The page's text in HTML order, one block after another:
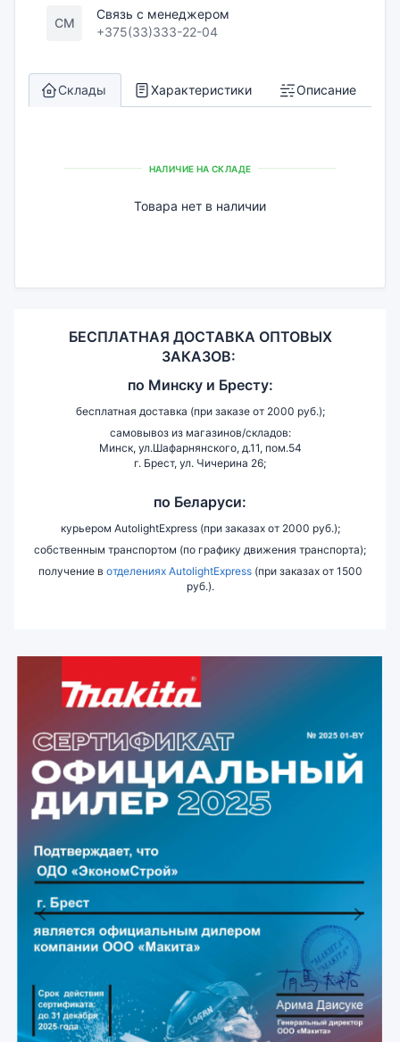
СМ
Связь с менеджером
+375(33)333-22-04
Склады Характеристики Описание
НАЛИЧИЕ НА СКЛАДЕ
Товара нет в наличии
БЕСПЛАТНАЯ ДОСТАВКА ОПТОВЫХ
ЗАКАЗОВ:
по Минску и Бресту:
бесплатная доставка (при заказе от 2000 руб.);
самовывоз из магазинов/складов:
Минск, ул.Шафарнянского, д.11, пом.54
г. Брест, ул. Чичерина 26;
по Беларуси:
курьером AutolightExpress (при заказах от 2000 руб.);
собственным транспортом (по графику движения транспорта);
получение в отделениях AutolightExpress(при заказах от 1500
руб.).
Previous Next